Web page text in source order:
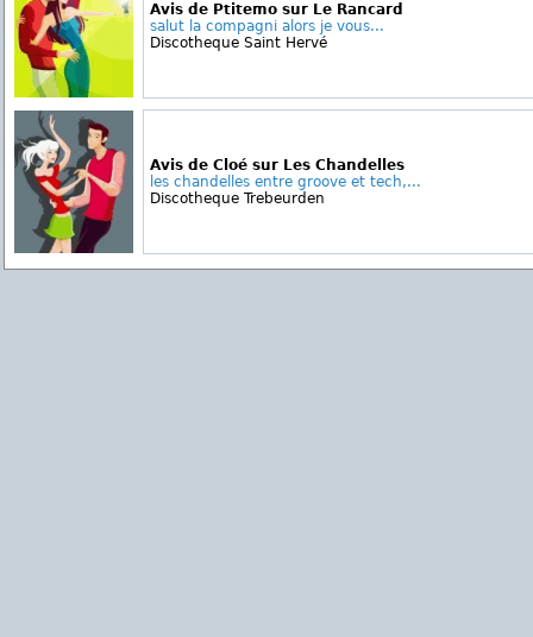
Avis de Ptitemo sur Le Rancard
salut la compagni alors je vous...
Discotheque Saint Hervé
Avis de Cloé sur Les Chandelles
les chandelles entre groove et tech,...
Discotheque Trebeurden